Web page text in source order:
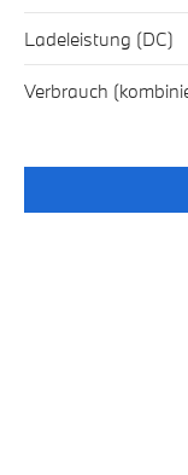
Ladeleistung (DC)
Verbrauch